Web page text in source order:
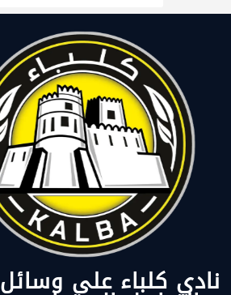
نادي كلباء على وسائل